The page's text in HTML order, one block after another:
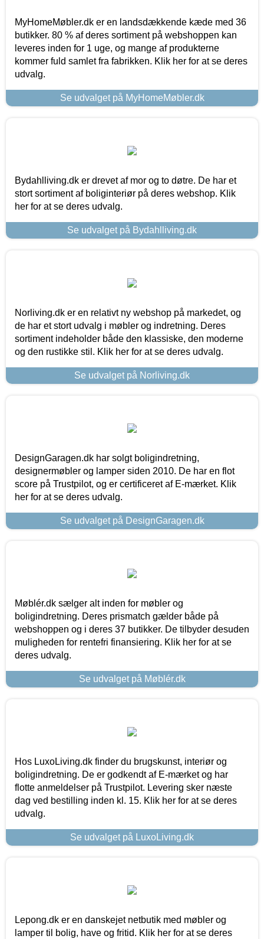
MyHomeMøbler.dk er en landsdækkende kæde med 36
butikker. 80 % af deres sortiment på webshoppen kan
leveres inden for 1 uge, og mange af produkterne
kommer fuld samlet fra fabrikken. Klik her for at se deres
udvalg.
Se udvalget på MyHomeMøbler.dk
Bydahlliving.dk er drevet af mor og to døtre. De har et
stort sortiment af boliginteriør på deres webshop. Klik
her for at se deres udvalg.
Se udvalget på Bydahlliving.dk
Norliving.dk er en relativt ny webshop på markedet, og
de har et stort udvalg i møbler og indretning. Deres
sortiment indeholder både den klassiske, den moderne
og den rustikke stil. Klik her for at se deres udvalg.
Se udvalget på Norliving.dk
DesignGaragen.dk har solgt boligindretning,
designermøbler og lamper siden 2010. De har en flot
score på Trustpilot, og er certificeret af E-mærket. Klik
her for at se deres udvalg.
Se udvalget på DesignGaragen.dk
Møblér.dk sælger alt inden for møbler og
boligindretning. Deres prismatch gælder både på
webshoppen og i deres 37 butikker. De tilbyder desuden
muligheden for rentefri finansiering. Klik her for at se
deres udvalg.
Se udvalget på Møblér.dk
Hos LuxoLiving.dk finder du brugskunst, interiør og
boligindretning. De er godkendt af E-mærket og har
flotte anmeldelser på Trustpilot. Levering sker næste
dag ved bestilling inden kl. 15. Klik her for at se deres
udvalg.
Se udvalget på LuxoLiving.dk
Lepong.dk er en danskejet netbutik med møbler og
lamper til bolig, have og fritid. Klik her for at se deres